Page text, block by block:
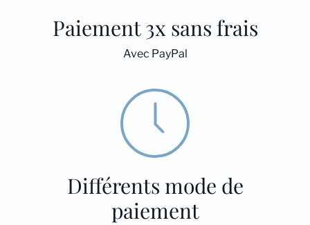
Paiement 3x sans frais
Avec PayPal
Différents mode de
paiement